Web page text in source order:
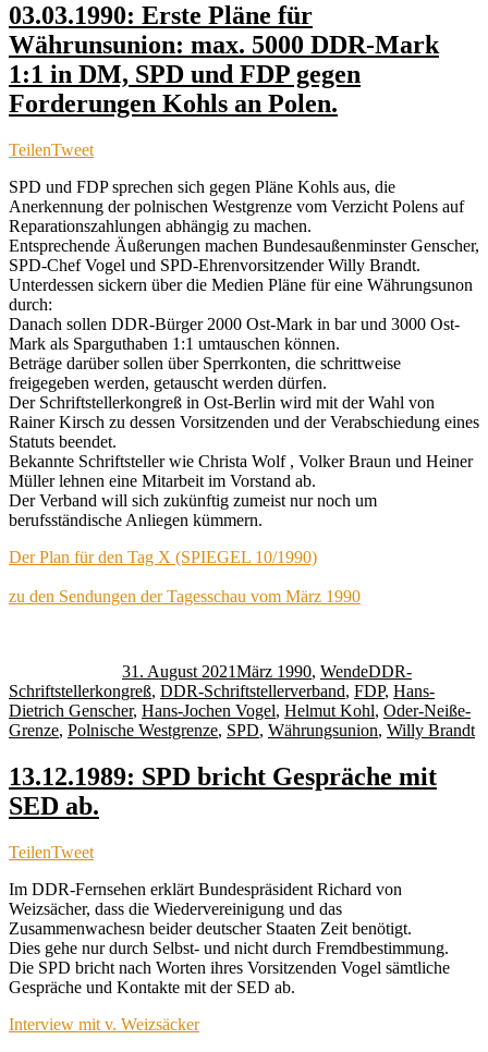
03.03.1990: Erste Pläne für
Währunsunion: max. 5000 DDR-Mark
1:1 in DM, SPD und FDP gegen
Forderungen Kohls an Polen.
TeilenTweet
SPD und FDP sprechen sich gegen Pläne Kohls aus, die
Anerkennung der polnischen Westgrenze vom Verzicht Polens auf
Reparationszahlungen abhängig zu machen.
Entsprechende Äußerungen machen Bundesaußenminster Genscher,
SPD-Chef Vogel und SPD-Ehrenvorsitzender Willy Brandt.
Unterdessen sickern über die Medien Pläne für eine Währungsunon
durch:
Danach sollen DDR-Bürger 2000 Ost-Mark in bar und 3000 Ost-
Mark als Sparguthaben 1:1 umtauschen können.
Beträge darüber sollen über Sperrkonten, die schrittweise
freigegeben werden, getauscht werden dürfen.
Der Schriftstellerkongreß in Ost-Berlin wird mit der Wahl von
Rainer Kirsch zu dessen Vorsitzenden und der Verabschiedung eines
Statuts beendet.
Bekannte Schriftsteller wie Christa Wolf , Volker Braun und Heiner
Müller lehnen eine Mitarbeit im Vorstand ab.
Der Verband will sich zukünftig zumeist nur noch um
berufsständische Anliegen kümmern.
Der Plan für den Tag X (SPIEGEL 10/1990)
zu den Sendungen der Tagesschau vom März 1990
31. August 2021März 1990, WendeDDR-
Schriftstellerkongreß, DDR-Schriftstellerverband, FDP, Hans-
Dietrich Genscher, Hans-Jochen Vogel, Helmut Kohl, Oder-Neiße-
Grenze, Polnische Westgrenze, SPD, Währungsunion, Willy Brandt
13.12.1989: SPD bricht Gespräche mit
SED ab.
TeilenTweet
Im DDR-Fernsehen erklärt Bundespräsident Richard von
Weizsächer, dass die Wiedervereinigung und das
Zusammenwachesn beider deutscher Staaten Zeit benötigt.
Dies gehe nur durch Selbst- und nicht durch Fremdbestimmung.
Die SPD bricht nach Worten ihres Vorsitzenden Vogel sämtliche
Gespräche und Kontakte mit der SED ab.
Interview mit v. Weizsäcker